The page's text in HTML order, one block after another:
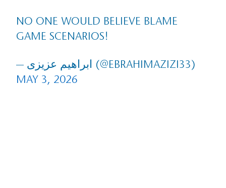
NO ONE WOULD BELIEVE BLAME
GAME SCENARIOS!
— ابراهیم عزیزی (@EBRAHIMAZIZI33)
MAY 3, 2026